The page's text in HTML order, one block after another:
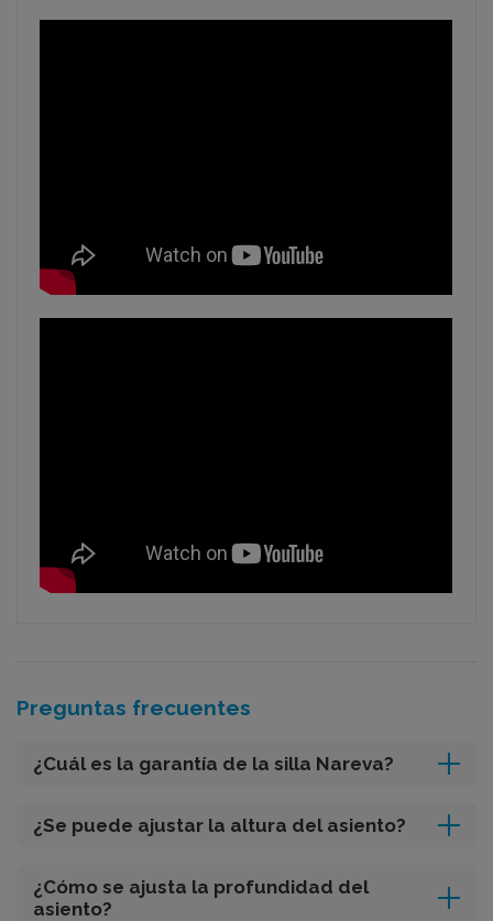
Preguntas frecuentes
¿Cuál es la garantía de la silla Nareva?
¿Se puede ajustar la altura del asiento?
¿Cómo se ajusta la profundidad del
asiento?